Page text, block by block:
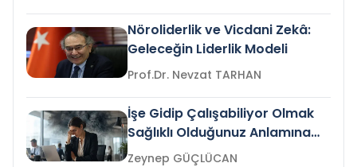
Nöroliderlik ve Vicdani Zekâ:
Geleceğin Liderlik Modeli
Prof.Dr. Nevzat TARHAN
İşe Gidip Çalışabiliyor Olmak
Sağlıklı Olduğunuz Anlamına
Gelir mi?Zeynep GÜÇLÜCAN